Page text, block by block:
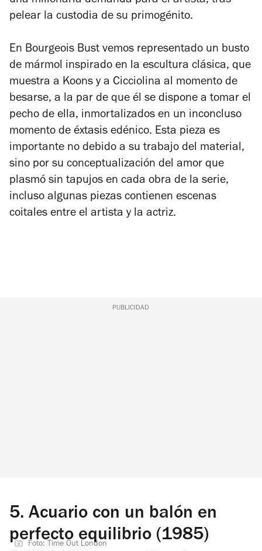
pelear la custodia de su primogénito.
En Bourgeois Bust vemos representado un busto
de mármol inspirado en la escultura clásica, que
muestra a Koons y a Cicciolina al momento de
besarse, a la par de que él se dispone a tomar el
pecho de ella, inmortalizados en un inconcluso
momento de éxtasis edénico. Esta pieza es
importante no debido a su trabajo del material,
sino por su conceptualización del amor que
plasmó sin tapujos en cada obra de la serie,
incluso algunas piezas contienen escenas
coitales entre el artista y la actriz.
PUBLICIDAD
5. Acuario con un balón en
perfecto equilibrio (1985)
Foto: Time Out London